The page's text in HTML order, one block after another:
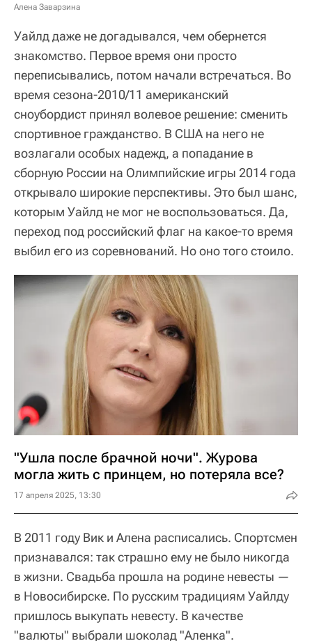
Алена Заварзина
Уайлд даже не догадывался, чем обернется
знакомство. Первое время они просто
переписывались, потом начали встречаться. Во
время сезона-2010/11 американский
сноубордист принял волевое решение: сменить
спортивное гражданство. В США на него не
возлагали особых надежд, а попадание в
сборную России на Олимпийские игры 2014 года
открывало широкие перспективы. Это был шанс,
которым Уайлд не мог не воспользоваться. Да,
переход под российский флаг на какое-то время
выбил его из соревнований. Но оно того стоило.
"Ушла после брачной ночи". Журова
могла жить с принцем, но потеряла все?
17 апреля 2025, 13:30
В 2011 году Вик и Алена расписались. Спортсмен
признавался: так страшно ему не было никогда
в жизни. Свадьба прошла на родине невесты —
в Новосибирске. По русским традициям Уайлду
пришлось выкупать невесту. В качестве
"валюты" выбрали шоколад "Аленка".